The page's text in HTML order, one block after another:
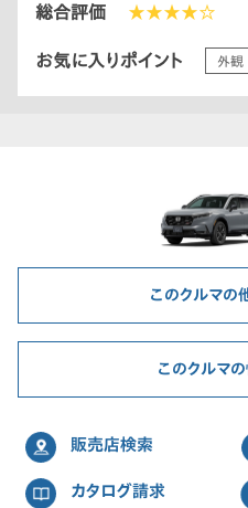
総合評価 ★★★★☆
お気に入りポイント 外観
このクルマの
このクルマ
販売店検索
カタログ請求